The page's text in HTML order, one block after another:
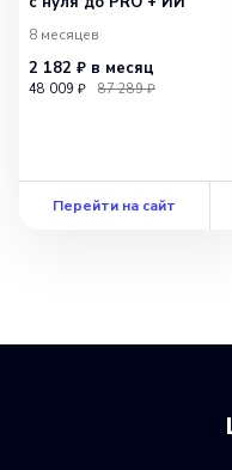
8 месяцев
2 182 ₽ в месяц
48 009 ₽ 87 289 ₽
Перейти на сайт